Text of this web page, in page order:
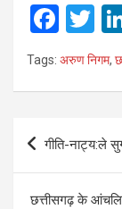
F
a
ce
o
k
T
wi
tt
Tags: अरुण निगम,
navigation
गीति-नाट्य:ले
छत्तीसगढ़ के